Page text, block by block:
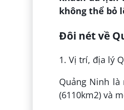
không thể bỏ
Đôi nét về
1. Vị trí, địa lý
Quảng Ninh
(6110km2) và